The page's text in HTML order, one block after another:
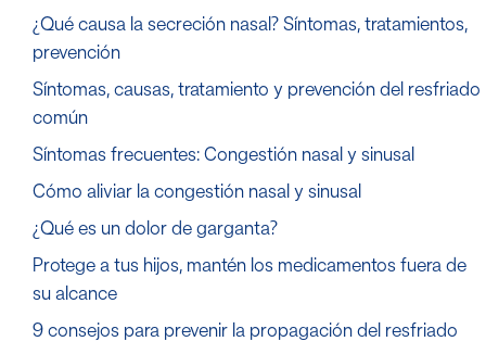
¿Qué causa la secreción nasal? Síntomas, tratamientos,
prevención
Síntomas, causas, tratamiento y prevención del resfriado
común
Síntomas frecuentes: Congestión nasal y sinusal
Cómo aliviar la congestión nasal y sinusal
¿Qué es un dolor de garganta?
Protege a tus hijos, mantén los medicamentos fuera de
su alcance
9 consejos para prevenir la propagación del resfriado